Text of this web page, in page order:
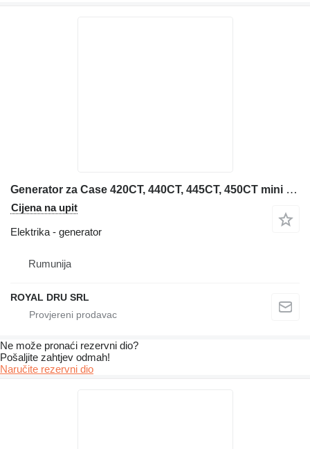
Generator za Case 420CT, 440CT, 445CT, 450CT mini utovarivača
Cijena na upit
Elektrika - generator
Rumunija
ROYAL DRU SRL
Ne može pronaći rezervni dio?
Pošaljite zahtjev odmah!
Naručite rezervni dio